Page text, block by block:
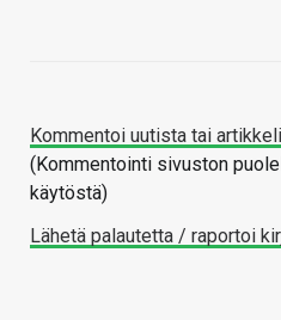
Kommentoi uutista tai
(Kommentointi sivuston
käytöstä)
Lähetä palautetta / raportoi